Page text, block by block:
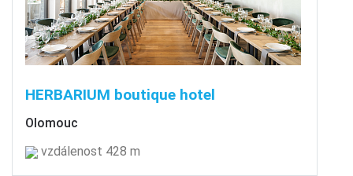
HERBARIUM boutique hotel
Olomouc
vzdálenost 428 m